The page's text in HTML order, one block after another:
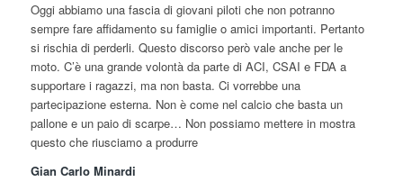
Oggi abbiamo una fascia di giovani piloti che non potranno
sempre fare affidamento su famiglie o amici importanti. Pertanto
si rischia di perderli. Questo discorso però vale anche per le
moto. C’è una grande volontà da parte di ACI, CSAI e FDA a
supportare i ragazzi, ma non basta. Ci vorrebbe una
partecipazione esterna. Non è come nel calcio che basta un
pallone e un paio di scarpe… Non possiamo mettere in mostra
questo che riusciamo a produrre
Gian Carlo Minardi